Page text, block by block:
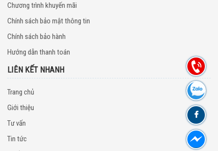
Chương trình khuyến mãi
Chính sách bảo mật thông tin
Chính sách bảo hành
Hướng dẫn thanh toán
LIÊN KẾT NHANH
Trang chủ
Giới thiệu
Tư vấn
Tin tức